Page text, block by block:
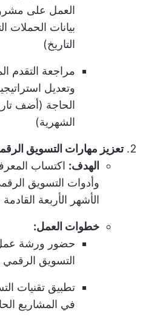
العمل على
بيانات الحملات
التاريخ)
مراجعة التقدم
وتعديل
الحاجة (أضف
الشهرية)
تعزيز مهارات التسويق
الهدف: اكتساب
وأدوات التسويق
الأشهر الأربعة القادمة
خطوات العمل:
حضور ورشة عمل
التسويق
تطبيق تقنيات
في المشاريع